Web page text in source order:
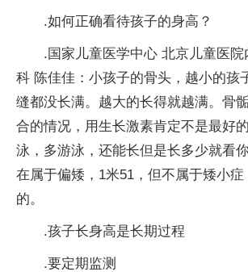
.如何正确看待孩子的身高？
.国家儿童医学中心 北京儿童医
科 陈佳佳：小孩子的骨头，越小的孩
缝都没长满。越大的长得就越满。骨
合的情况，用生长激素肯定不是最好
泳，多游泳，还能长但是长多少就看
在属于偏矮，1米51，但不属于矮小
的。
.孩子长身高是长期过程
.要定期监测